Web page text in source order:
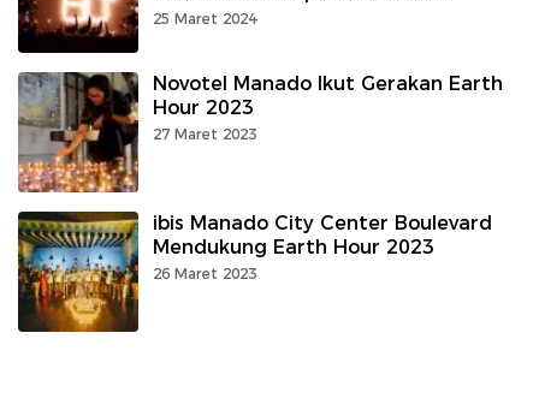
25 Maret 2024
Novotel Manado Ikut Gerakan Earth
Hour 2023
27 Maret 2023
ibis Manado City Center Boulevard
Mendukung Earth Hour 2023
26 Maret 2023